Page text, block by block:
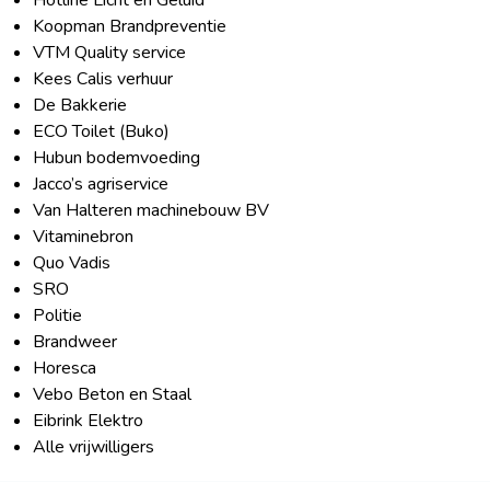
Koopman Brandpreventie
VTM Quality service
Kees Calis verhuur
De Bakkerie
ECO Toilet (Buko)
Hubun bodemvoeding
Jacco’s agriservice
Van Halteren machinebouw BV
Vitaminebron
Quo Vadis
SRO
Politie
Brandweer
Horesca
Vebo Beton en Staal
Eibrink Elektro
Alle vrijwilligers